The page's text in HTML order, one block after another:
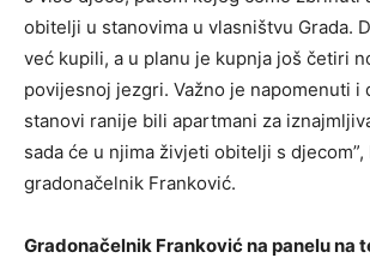
obitelji u stanovima u vlasništvu Grada.
već kupili, a u planu je kupnja još četiri
povijesnoj jezgri. Važno je napomenuti i
stanovi ranije bili apartmani za
sada će u njima živjeti obitelji s djecom”,
gradonačelnik Franković.
Gradonačelnik Franković na panelu na